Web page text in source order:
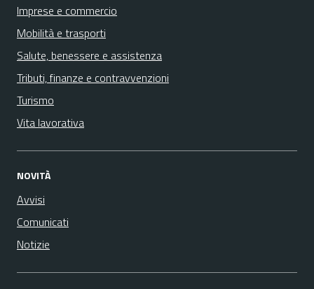
Imprese e commercio
Mobilità e trasporti
Salute, benessere e assistenza
Tributi, finanze e contravvenzioni
Turismo
Vita lavorativa
NOVITÀ
Avvisi
Comunicati
Notizie